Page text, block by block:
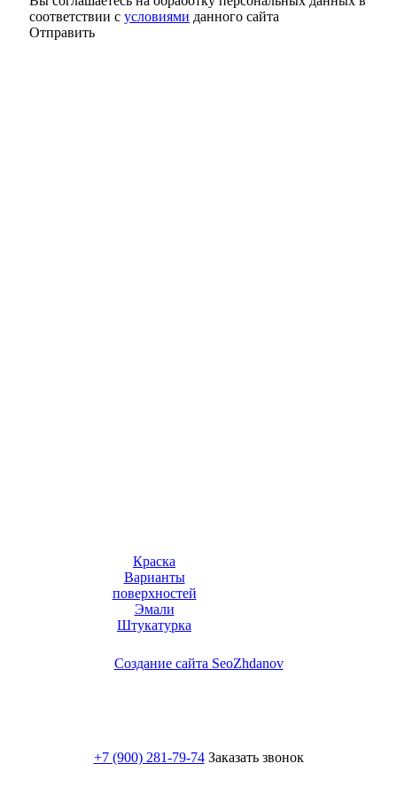
соответствии с условиями данного сайта
Отправить
Краска
Варианты
поверхностей
Эмали
Штукатурка
Создание сайта SeoZhdanov
+7 (900) 281-79-74 Заказать звонок